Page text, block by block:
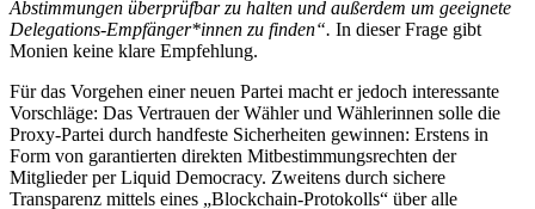
Abstimmungen überprüfbar zu halten und außerdem um geeignete
Delegations-Empfänger*innen zu finden“. In dieser Frage gibt
Monien keine klare Empfehlung.
Für das Vorgehen einer neuen Partei macht er jedoch interessante
Vorschläge: Das Vertrauen der Wähler und Wählerinnen solle die
Proxy-Partei durch handfeste Sicherheiten gewinnen: Erstens in
Form von garantierten direkten Mitbestimmungsrechten der
Mitglieder per Liquid Democracy. Zweitens durch sichere
Transparenz mittels eines „Blockchain-Protokolls“ über alle